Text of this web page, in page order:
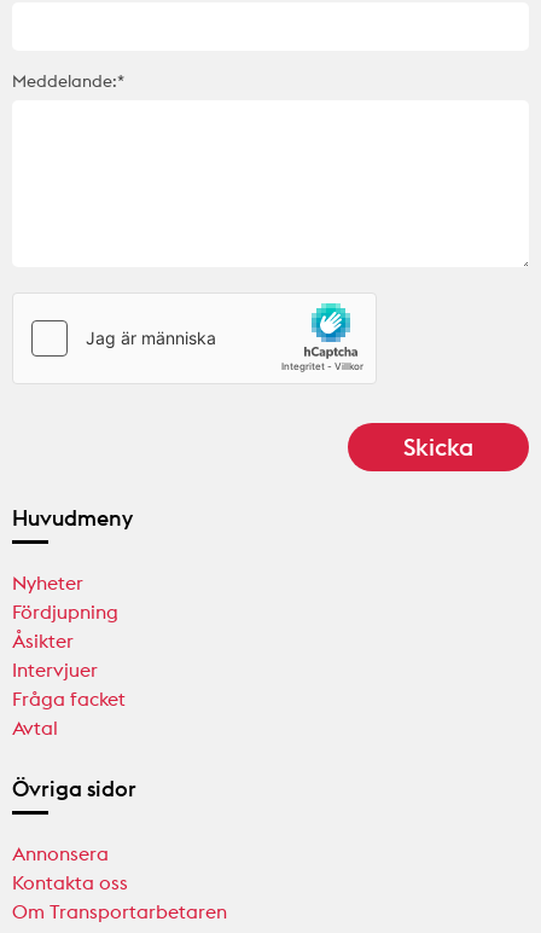
Meddelande:*
Huvudmeny
Nyheter
Fördjupning
Åsikter
Intervjuer
Fråga facket
Avtal
Övriga sidor
Annonsera
Kontakta oss
Om Transportarbetaren